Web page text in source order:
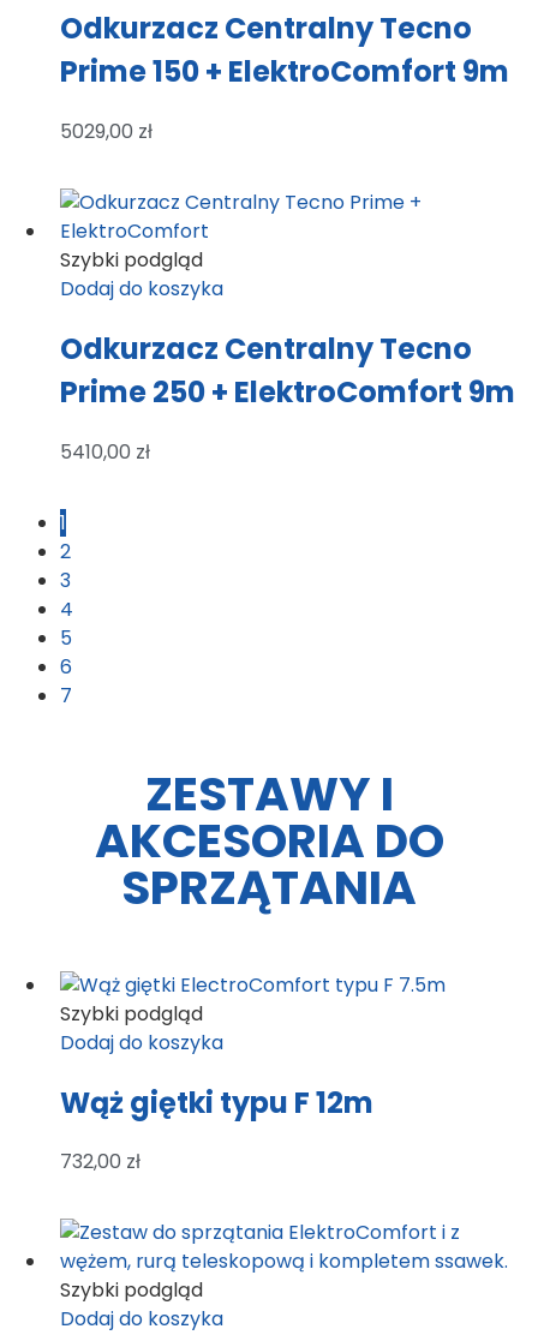
Odkurzacz Centralny Tecno
Prime 150 + ElektroComfort 9m
5029,00 zł
Szybki podgląd
Dodaj do koszyka
Odkurzacz Centralny Tecno
Prime 250 + ElektroComfort 9m
5410,00 zł
1
2
3
4
5
6
7
ZESTAWY I
AKCESORIA DO
SPRZĄTANIA
Szybki podgląd
Dodaj do koszyka
Wąż giętki typu F 12m
732,00 zł
Szybki podgląd
Dodaj do koszyka